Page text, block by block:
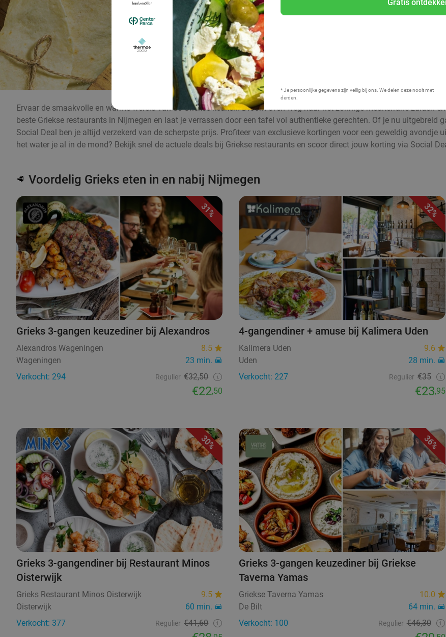
Gratis
* Je persoonlijke gegevens zijn veilig bij ons. We delen deze nooit met
derden.
Ervaar de smaakvolle en warme wereld van de Griekse keuken! Droom even weg naar het zonnige mediterrane zuiden
beste Griekse restaurants in Nijmegen en laat je verrassen door een tafel vol authentieke gerechten. Of je nu
Social Deal ben je altijd verzekerd van de scherpste prijs. Profiteer van exclusieve kortingen voor een geweldig
het water je al in de mond? Bekijk snel de actuele deals bij Griekse restaurants en scoor direct jouw korting via Social
🥩 Voordelig Grieks eten in en nabij Nijmegen
31%
Grieks 3-gangen keuzediner bij Alexandros
Alexandros Wageningen
8.5
Wageningen
23 min.
Verkocht: 294
Regulier €32,50
€22,50
32%
4-gangendiner + amuse bij Kalimera Uden
Kalimera Uden
9.6
Uden
28 min.
Verkocht: 227
Regulier €35
€23,95
30%
Grieks 3-gangendiner bij Restaurant Minos
Oisterwijk
Grieks Restaurant Minos Oisterwijk
9.5
Oisterwijk
60 min.
Verkocht: 377
Regulier €41,60
36%
Grieks 3-gangen keuzediner bij Griekse
Taverna Yamas
Griekse Taverna Yamas
10.0
De Bilt
64 min.
Verkocht: 100
Regulier €46,30